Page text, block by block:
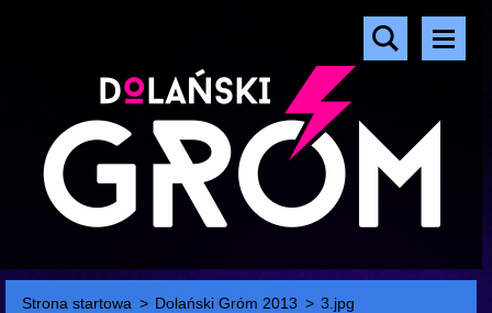
Strona startowa > Dolański Gróm 2013 > 3.jpg